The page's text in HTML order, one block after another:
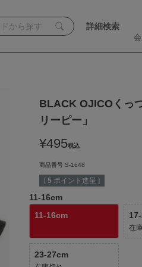
詳細検索
BLACK OJICOくっ
リーピー」
¥495税込
商品番号 S-1648
[ 5 ポイント進呈 ]
11-16cm
11-16cm
在
23-27cm